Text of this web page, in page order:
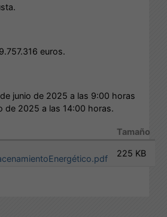
euros.
junio de 2025 a las 9:00 horas
de 2025 a las 14:00 horas.
Tamaño
225 KB